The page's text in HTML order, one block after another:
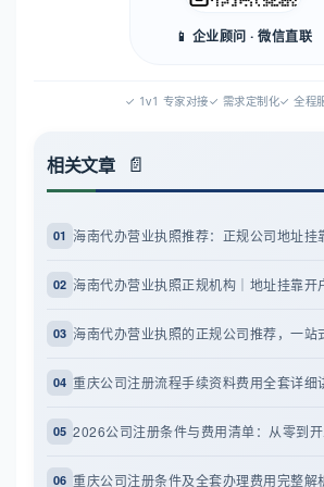
📱 企业顾问 · 微信直联
✓ 1v1 专家对接✓ 需求定制化✓ 全程
相关文章
01
02 海南代办营业执照正规机构｜地址挂靠开
03
04 重庆公司注册流程手续资料费用全套详细
05 2026公司注册条件与费用清单：从零到
06 重庆公司注册条件及全套办理费用完整解